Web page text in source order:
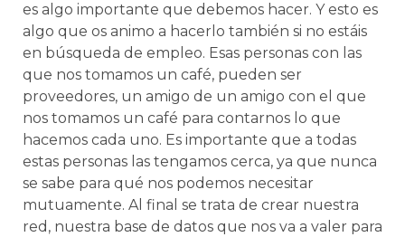
es algo importante que debemos hacer. Y esto es
algo que os animo a hacerlo también si no estáis
en búsqueda de empleo. Esas personas con las
que nos tomamos un café, pueden ser
proveedores, un amigo de un amigo con el que
nos tomamos un café para contarnos lo que
hacemos cada uno. Es importante que a todas
estas personas las tengamos cerca, ya que nunca
se sabe para qué nos podemos necesitar
mutuamente. Al final se trata de crear nuestra
red, nuestra base de datos que nos va a valer para